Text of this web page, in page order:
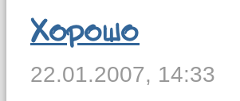
Хорошо
22.01.2007, 14:33